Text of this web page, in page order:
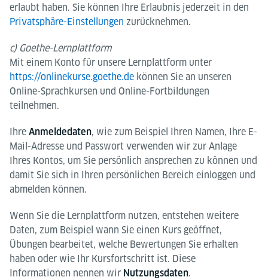
erlaubt haben. Sie können Ihre Erlaubnis jederzeit in den
Privatsphäre-Einstellungen zurücknehmen.
c) Goethe-Lernplattform
Mit einem Konto für unsere Lernplattform unter
https://onlinekurse.goethe.de können Sie an unseren
Online-Sprachkursen und Online-Fortbildungen
teilnehmen.
Ihre Anmeldedaten, wie zum Beispiel Ihren Namen, Ihre E-
Mail-Adresse und Passwort verwenden wir zur Anlage
Ihres Kontos, um Sie persönlich ansprechen zu können und
damit Sie sich in Ihren persönlichen Bereich einloggen und
abmelden können.
Wenn Sie die Lernplattform nutzen, entstehen weitere
Daten, zum Beispiel wann Sie einen Kurs geöffnet,
Übungen bearbeitet, welche Bewertungen Sie erhalten
haben oder wie Ihr Kursfortschritt ist. Diese
Informationen nennen wir Nutzungsdaten.